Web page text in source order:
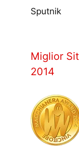
Sputnik
Miglior
2014